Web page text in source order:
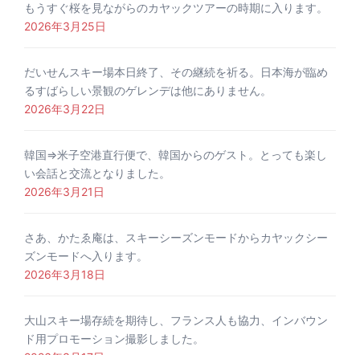
もうすぐ桜を見ながらのカヤックツアーの時期に入ります。
2026年3月25日
だいせんスキー場本日終了、その継続を祈る。日本海が臨め
るすばらしい景観のゲレンデは他にありません。
2026年3月22日
韓国⇒米子空港直行便で、韓国からのゲスト。とっても楽し
い会話と交流となりました。
2026年3月21日
さあ、かたゑ庵は、スキーシーズンモードからカヤックシー
ズンモードへ入ります。
2026年3月18日
大山スキー場存続を期待し、フランス人も協力、インバウン
ド用プロモーション撮影しました。